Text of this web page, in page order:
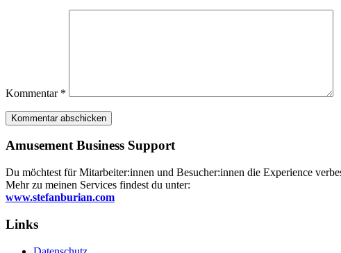
Kommentar *
Amusement Business Support
Du möchtest für Mitarbeiter:innen und Besucher:innen die Experience
Mehr zu meinen Services findest du unter:
www.stefanburian.com
Links